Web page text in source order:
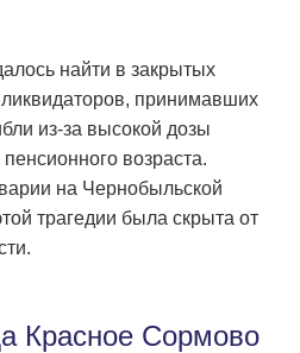
найти в закрытых
принимавших
из-за высокой дозы
возраста.
на Чернобыльской
трагедии была скрыта от
Красное Сормово